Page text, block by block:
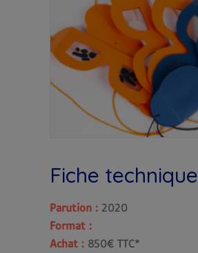
Fiche technique
Parution : 2020
Format :
Achat : 850€ TTC*